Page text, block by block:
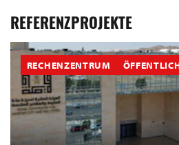
REFERENZPROJEKTE
RECHENZENTRUM